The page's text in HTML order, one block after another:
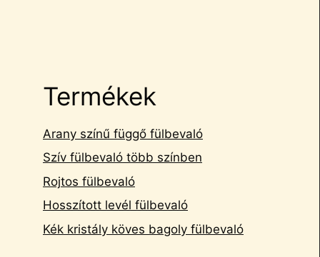
Termékek
Arany színű függő fülbevaló
Szív fülbevaló több színben
Rojtos fülbevaló
Hosszított levél fülbevaló
Kék kristály köves bagoly fülbevaló